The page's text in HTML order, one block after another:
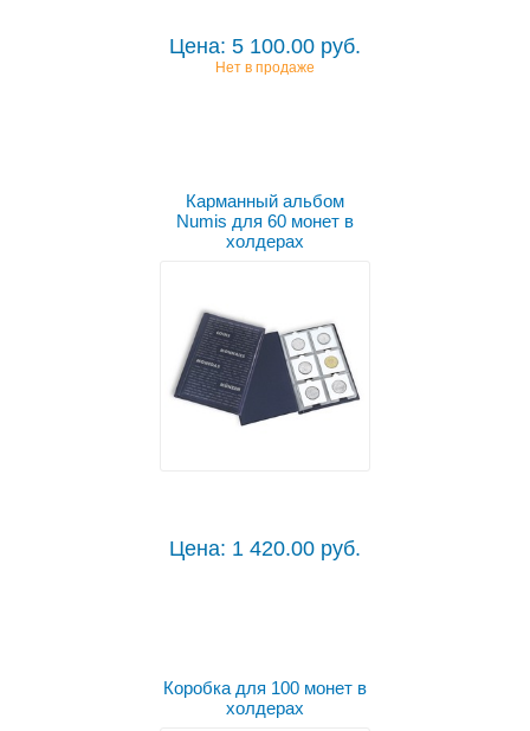
Цена: 5 100.00 руб.
Нет в продаже
Карманный альбом
Numis для 60 монет в
холдерах
Цена: 1 420.00 руб.
Коробка для 100 монет в
холдерах